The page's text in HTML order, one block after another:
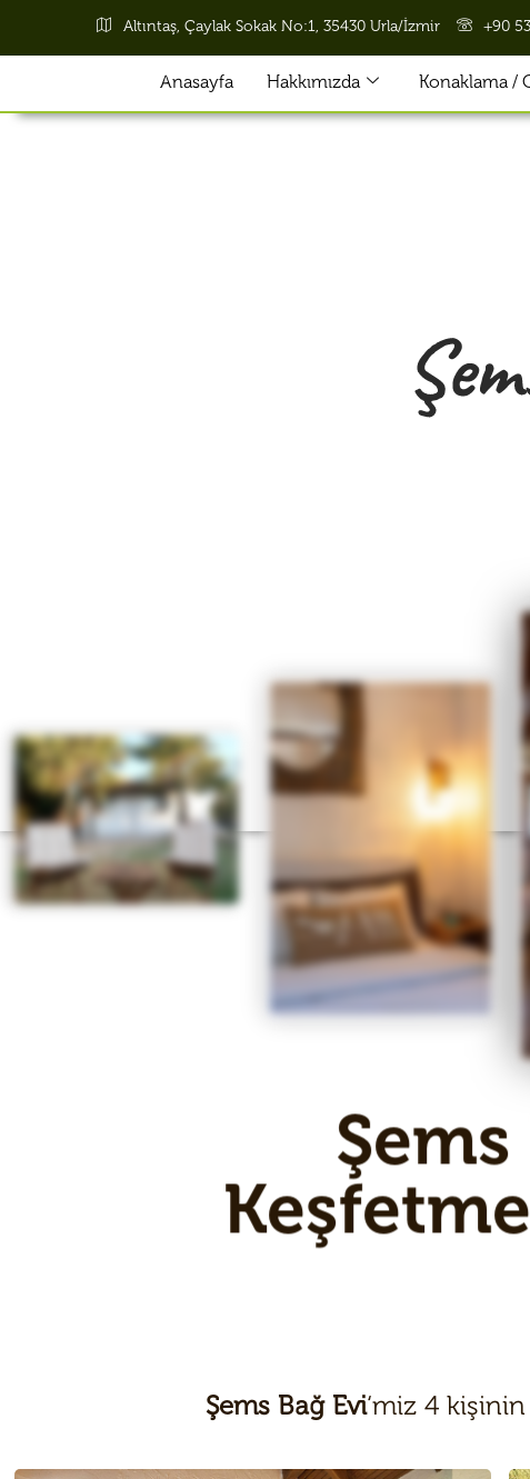
Altıntaş, Çaylak Sokak No:1, 35430 Urla/İzmir +90
Anasayfa Hakkımızda Konaklama /
Şems Bağ Evi‘miz 4